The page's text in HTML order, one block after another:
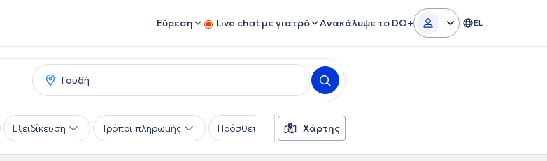
Εύρεση Live chat με γιατρό Ανακάλυψε το DO+ EL
Εξειδίκευση Τρόποι πληρωμής Πρόσθετα φίλτρα Γλώσσες
Χάρτης